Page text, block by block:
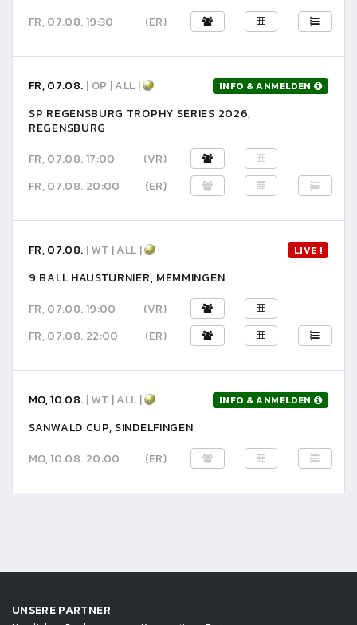
FR, 07.08. 19:30
(ER)
FR, 07.08. | OP | ALL | INFO & ANMELDEN
SP REGENSBURG TROPHY SERIES 2026,
REGENSBURG
FR, 07.08. 17:00
(VR)
FR, 07.08. 20:00
(ER)
FR, 07.08. | WT | ALL | LIVE !
9 BALL HAUSTURNIER, MEMMINGEN
FR, 07.08. 19:00
(VR)
FR, 07.08. 22:00
(ER)
MO, 10.08. | WT | ALL | INFO & ANMELDEN
SANWALD CUP, SINDELFINGEN
MO, 10.08. 20:00
(ER)
UNSERE PARTNER